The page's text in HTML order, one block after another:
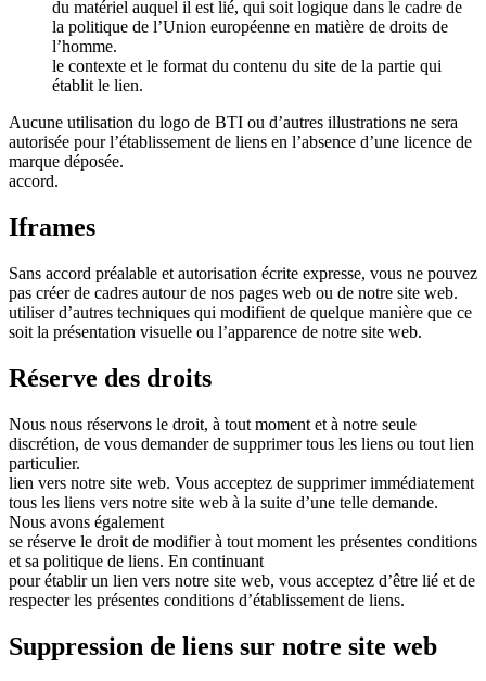
du matériel auquel il est lié, qui soit logique dans le cadre de
la politique de l’Union européenne en matière de droits de
l’homme.
le contexte et le format du contenu du site de la partie qui
établit le lien.
Aucune utilisation du logo de BTI ou d’autres illustrations ne sera
autorisée pour l’établissement de liens en l’absence d’une licence de
marque déposée.
accord.
Iframes
Sans accord préalable et autorisation écrite expresse, vous ne pouvez
pas créer de cadres autour de nos pages web ou de notre site web.
utiliser d’autres techniques qui modifient de quelque manière que ce
soit la présentation visuelle ou l’apparence de notre site web.
Réserve des droits
Nous nous réservons le droit, à tout moment et à notre seule
discrétion, de vous demander de supprimer tous les liens ou tout lien
particulier.
lien vers notre site web. Vous acceptez de supprimer immédiatement
tous les liens vers notre site web à la suite d’une telle demande.
Nous avons également
se réserve le droit de modifier à tout moment les présentes conditions
et sa politique de liens. En continuant
pour établir un lien vers notre site web, vous acceptez d’être lié et de
respecter les présentes conditions d’établissement de liens.
Suppression de liens sur notre site web